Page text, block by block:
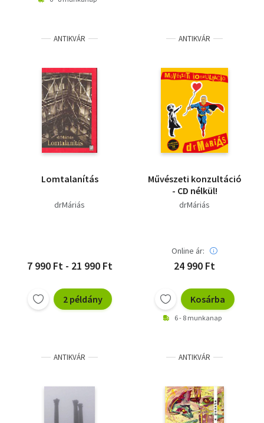
ANTIKVÁR
Lomtalanítás
drMáriás
7 990 Ft - 21 990 Ft
2 példány
ANTIKVÁR
Művészeti konzultáció
- CD nélkül!
drMáriás
Online ár:
24 990 Ft
Kosárba
6 - 8 munkanap
ANTIKVÁR ANTIKVÁR